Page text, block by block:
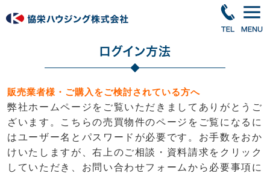
ログイン方法
販売業者様・ご購入をご検討されている方へ
弊社ホームページをご覧いただきましてありがとうご
ざいます。こちらの売買物件のページをご覧になるに
はユーザー名とパスワードが必要です。お手数をおか
けいたしますが、右上のご相談・資料請求をクリック
していただき、お問い合わせフォームから必要事項に